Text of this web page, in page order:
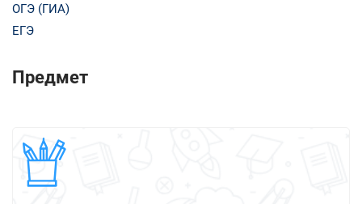
ОГЭ (ГИА)
ЕГЭ
Предмет